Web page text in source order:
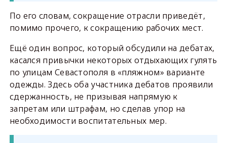
По его словам, сокращение отрасли приведёт,
помимо прочего, к сокращению рабочих мест.
Ещё один вопрос, который обсудили на дебатах,
касался привычки некоторых отдыхающих гулять
по улицам Севастополя в «пляжном» варианте
одежды. Здесь оба участника дебатов проявили
сдержанность, не призывая напрямую к
запретам или штрафам, но сделав упор на
необходимости воспитательных мер.